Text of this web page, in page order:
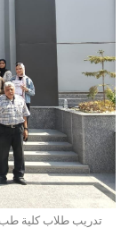
تدريب طلاب كلية